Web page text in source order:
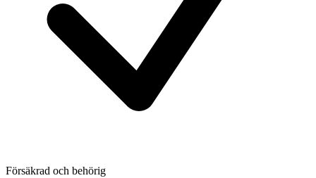
Försäkrad och behörig